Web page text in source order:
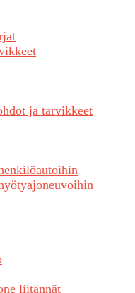
ja tarvikkeet
liitännät